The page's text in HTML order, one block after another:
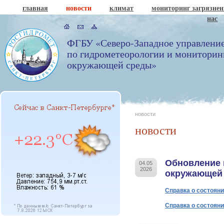
главная новости климат
мониторинг
нас
ФГБУ «Северо-Западное
по гидрометеорологии и
окружающей среды»
новости
новости
04.05
2026
Обновление
Справка о
Справка о